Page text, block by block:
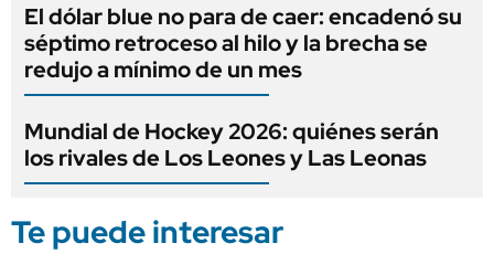
El dólar blue no para de caer: encadenó su
séptimo retroceso al hilo y la brecha se
redujo a mínimo de un mes
Mundial de Hockey 2026: quiénes serán
los rivales de Los Leones y Las Leonas
Te puede interesar